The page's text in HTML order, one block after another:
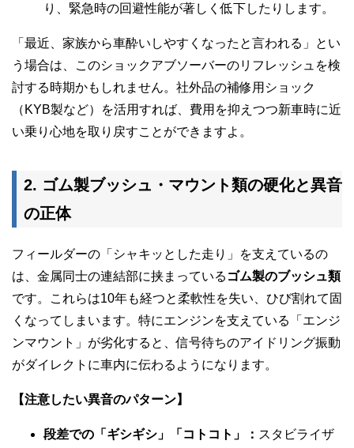
り、緊急時の回避性能が著しく低下したりします。
「最近、家族から車酔いしやすくなったと言われる」とい
う場合は、このショックアブソーバーのリフレッシュを検
討する時期かもしれません。社外品の補修用ショック
（KYB製など）を活用すれば、費用を抑えつつ新車時に近
い乗り心地を取り戻すことができますよ。
2. ゴム製ブッシュ・マウント類の硬化と異音
の正体
フィールダーの「シャキッとした走り」を支えているの
は、金属同士の連結部に挟まっている ゴム製のブッシュ類
です。これらは10年も経つと柔軟性を失い、ひび割れて固
くなってしまいます。特にエンジンを支えている「エンジ
ンマウント」が劣化すると、信号待ちのアイドリング振動
がダイレクトに車内に伝わるようになります。
【注意したい異音のパターン】
段差での「ギシギシ」「コトコト」： スタビライザ